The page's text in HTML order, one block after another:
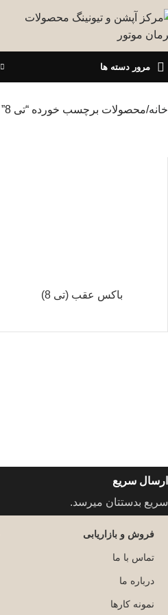
مرور دسته ها
خانه محصولات برچسب خورده “تی 8”
باکس عقب (تی 8)
ارسال سریع
سریع بدستتان میرسد.
فروش و بازاریابی
تماس با ما
درباره ما
نمونه کارها